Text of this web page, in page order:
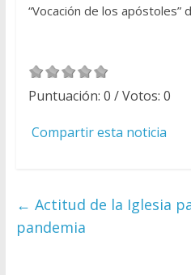
“Vocación de los apóstoles”
Puntuación: 0 / Votos: 0
Compartir esta noticia
← Actitud de la Iglesia
pandemia